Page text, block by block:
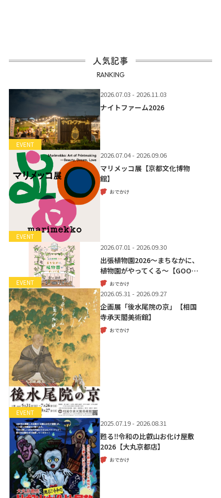
人気記事
RANKING
EVENT
2026.07.03 - 2026.11.03
ナイトファーム2026
EVENT
2026.07.04 - 2026.09.06
マリメッコ展【京都文化博物
館】
おでかけ
EVENT
2026.07.01 - 2026.09.30
出張植物園2026～まちなかに、
植物園がやってくる～【GOO…
おでかけ
EVENT
2026.05.31 - 2026.09.27
企画展「後水尾院の京」【相国
寺承天閣美術館】
おでかけ
2025.07.19 - 2026.08.31
甦る‼令和の比叡山お化け屋敷
2026【大丸京都店】
おでかけ